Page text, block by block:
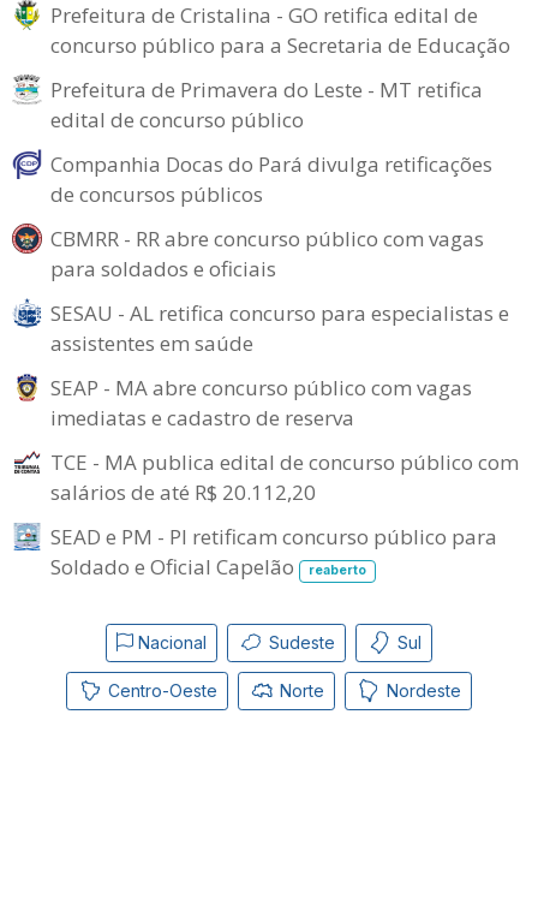
Prefeitura de Cristalina - GO retifica edital de
concurso público para a Secretaria de Educação
Prefeitura de Primavera do Leste - MT retifica
edital de concurso público
Companhia Docas do Pará divulga retificações
de concursos públicos
CBMRR - RR abre concurso público com vagas
para soldados e oficiais
SESAU - AL retifica concurso para especialistas e
assistentes em saúde
SEAP - MA abre concurso público com vagas
imediatas e cadastro de reserva
TCE - MA publica edital de concurso público com
salários de até R$ 20.112,20
SEAD e PM - PI retificam concurso público para
Soldado e Oficial Capelão
reaberto
Nacional Sudeste Sul
Centro-Oeste Norte Nordeste